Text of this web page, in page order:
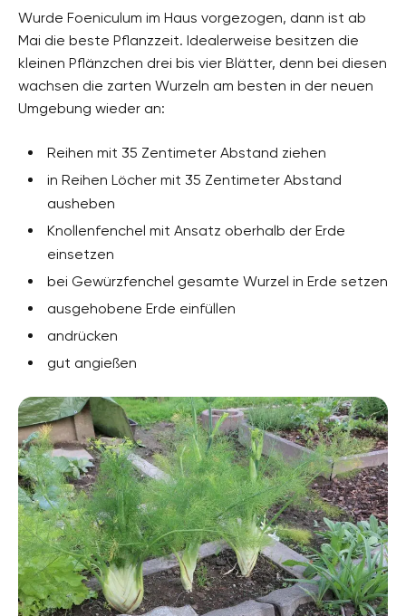
Wurde Foeniculum im Haus vorgezogen, dann ist ab
Mai die beste Pflanzzeit. Idealerweise besitzen die
kleinen Pflänzchen drei bis vier Blätter, denn bei diesen
wachsen die zarten Wurzeln am besten in der neuen
Umgebung wieder an:
Reihen mit 35 Zentimeter Abstand ziehen
in Reihen Löcher mit 35 Zentimeter Abstand
ausheben
Knollenfenchel mit Ansatz oberhalb der Erde
einsetzen
bei Gewürzfenchel gesamte Wurzel in Erde setzen
ausgehobene Erde einfüllen
andrücken
gut angießen